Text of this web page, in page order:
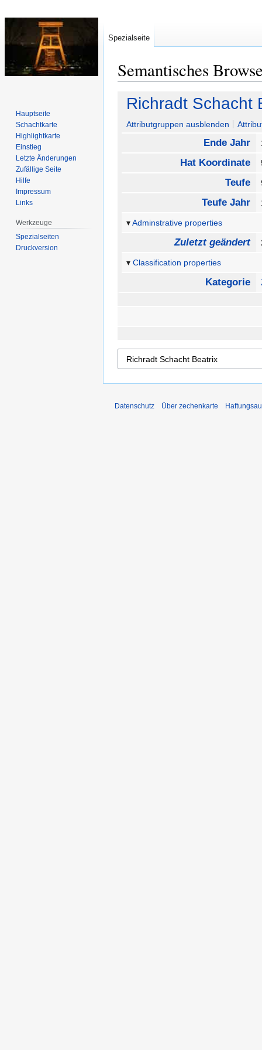
Semantisches
Zur
Navigation
springen
Zur
Suche
springen
Richradt Schacht
Attributgruppen ausblenden
Ende Jahr
Hat Koordinate
Teufe
Teufe Jahr
Adminstrative properties
Zuletzt geändert
Classification properties
Kategorie
Spezialseite
Hauptseite
Schachtkarte
Highlightkarte
Einstieg
Letzte Änderungen
Zufällige Seite
Hilfe
Impressum
Links
Werkzeuge
Spezialseiten
Druckversion
Datenschutz Über zechenkarte